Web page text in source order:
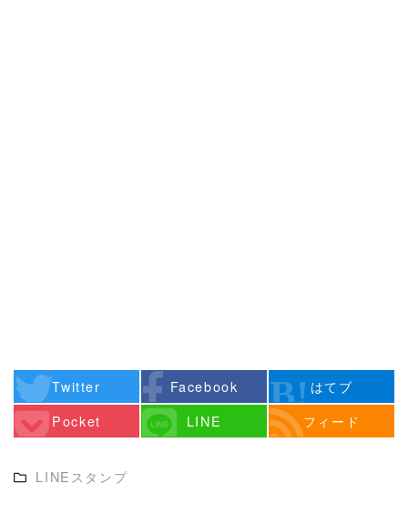
Twitter Facebook
はてブ
Pocket
LINE フィード
LINEスタンプ